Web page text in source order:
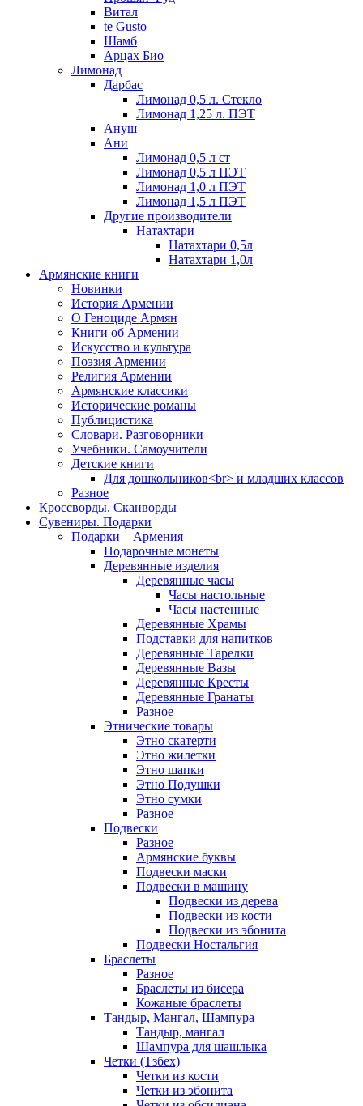
Витал
te Gusto
Шамб
Арцах Био
Лимонад
Дарбас
Лимонад 0,5 л. Стекло
Лимонад 1,25 л. ПЭТ
Ануш
Ани
Лимонад 0,5 л ст
Лимонад 0,5 л ПЭТ
Лимонад 1,0 л ПЭТ
Лимонад 1,5 л ПЭТ
Другие производители
Натахтари
Натахтари 0,5л
Натахтари 1,0л
Армянские книги
Новинки
История Армении
О Геноциде Армян
Книги об Армении
Иcкусство и культура
Поэзия Армении
Религия Армении
Армянские классики
Исторические романы
Публицистика
Словари. Разговорники
Учебники. Самоучители
Детские книги
Для дошкольников<br> и младших классов
Разное
Кроссворды. Сканворды
Сувениры. Подарки
Подарки – Армения
Подарочные монеты
Деревянные изделия
Деревянные часы
Часы настольные
Часы настенные
Деревянные Храмы
Подставки для напитков
Деревянные Тарелки
Деревянные Вазы
Деревянные Кресты
Деревянные Гранаты
Разное
Этнические товары
Этно скатерти
Этно жилетки
Этно шапки
Этно Подушки
Этно сумки
Разное
Подвески
Разное
Армянские буквы
Подвески маски
Подвески в машину
Подвески из дерева
Подвески из кости
Подвески из эбонита
Подвески Ностальгия
Браслеты
Разное
Браслеты из бисера
Кожаные браслеты
Тандыр, Мангал, Шампура
Тандыр, мангал
Шампура для шашлыка
Четки (Тзбех)
Четки из кости
Четки из эбонита